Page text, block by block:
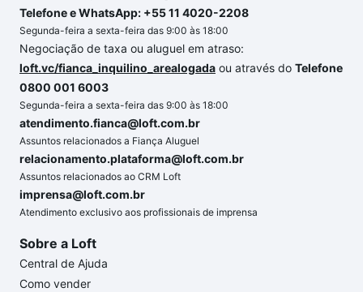
Telefone e WhatsApp: +55 11 4020-2208
Segunda-feira a sexta-feira das 9:00 às 18:00
Negociação de taxa ou aluguel em atraso:
loft.vc/fianca_inquilino_arealogada ou através do Telefone
0800 001 6003
Segunda-feira a sexta-feira das 9:00 às 18:00
atendimento.fianca@loft.com.br
Assuntos relacionados a Fiança Aluguel
relacionamento.plataforma@loft.com.br
Assuntos relacionados ao CRM Loft
imprensa@loft.com.br
Atendimento exclusivo aos profissionais de imprensa
Sobre a Loft
Central de Ajuda
Como vender